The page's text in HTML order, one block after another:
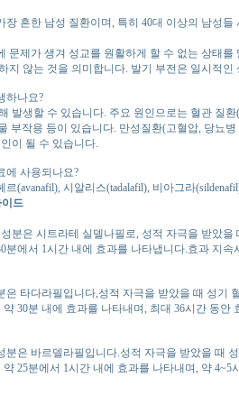
장 흔한 남성 질환이며, 특히 40대 이상의 남성
문제가 생겨 성교를 원활하게 할 수 없는 상태
지 않는 것을 의미합니다. 발기 부전은 일시적
하나요?
발생할 수 있습니다. 주요 원인으로는 혈관 질
부작용 등이 있습니다. 만성질환(고혈압, 당뇨
이 될 수 있습니다.
에 사용되나요?
(avanafil), 시알리스(tadalafil), 비아그라
드
분은 시트라테 실델나필로, 성적 자극을 받았
분에서 1시간 내에 효과를 나타냅니다.효과 지속
은 타다라필입니다,성적 자극을 받았을 때 성
30분 내에 효과를 나타내며, 최대 36시간 동
분은 바르델라필입니다.성적 자극을 받았을 때
25분에서 1시간 내에 효과를 나타내며, 약 4~5